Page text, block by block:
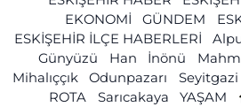
EKONOMİ
GÜNDEM
ESKİŞEHİR İLÇE HABERLERİ
Günyüzü
Han İnönü
Mihalıççık
Odunpazarı Seyitgazi
ROTA
Sarıcakaya YAŞAM